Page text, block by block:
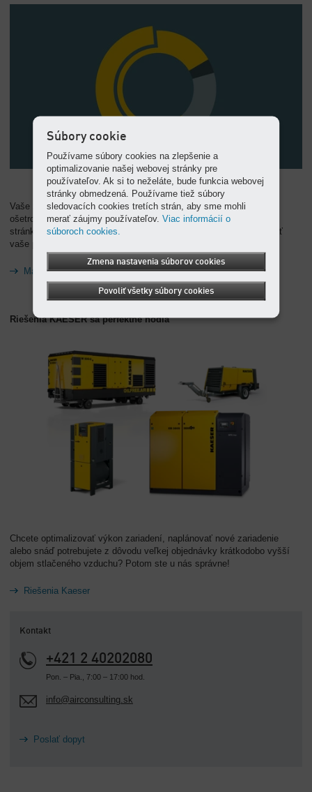
Vaše zásobovanie stlačeným vzduchom budeme prevádzkovať,
ošetrovať a optimalizovať priebežne. Po technickej a energetickej
stránke tak bude vždy na najvyššej možnej úrovni. Náš cieľ: udržať
vaše prevádzkové náklady na najnižšej možnej úrovni.
Manažment prevádzkovej životnosti Kaeser
Riešenia KAESER sa perfektne hodia
Chcete optimalizovať výkon zariadení, naplánovať nové zariadenie
alebo snáď potrebujete z dôvodu veľkej objednávky krátkodobo vyšší
objem stlačeného vzduchu? Potom ste u nás správne!
Riešenia Kaeser
Kontakt
+421 2 40202080
Pon. – Pia., 7:00 – 17:00 hod.
info@airconsulting.sk
Poslať dopyt
Súbory cookie
Používame súbory cookies na zlepšenie a
optimalizovanie našej webovej stránky pre
používateľov. Ak si to neželáte, bude funkcia webovej
stránky obmedzená. Používame tiež súbory
sledovacích cookies tretích strán, aby sme mohli
merať záujmy používateľov.Viac informácií o
súboroch cookies.
Zmena nastavenia súborov cookies
Povoliť všetky súbory cookies